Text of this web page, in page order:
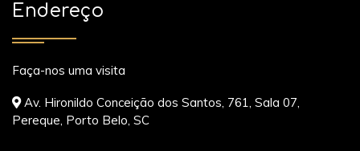
Endereço
Faça-nos uma visita
Av. Hironildo Conceição dos Santos, 761, Sala 07,
Pereque, Porto Belo, SC